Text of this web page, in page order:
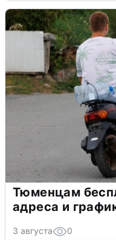
Тюменцам
адреса и
3 августа 0